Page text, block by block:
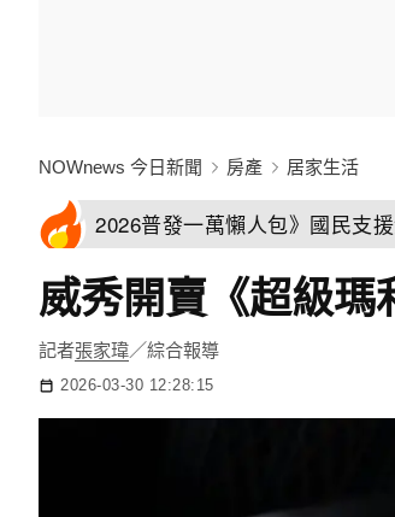
NOWnews 今日新聞 房產 居家生活
2026普發一萬懶人包》國民支
威秀開賣《超級
記者張家瑋／綜合報導
2026-03-30 12:28:15